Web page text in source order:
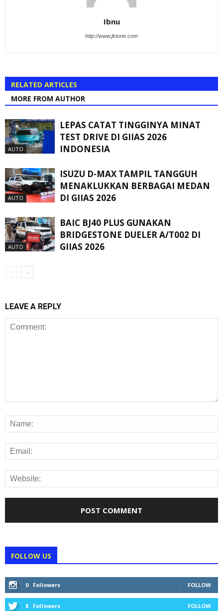
Ibnu
http://www.jktone.com
RELATED ARTICLES
MORE FROM AUTHOR
AUTO
LEPAS CATAT TINGGINYA MINAT
TEST DRIVE DI GIIAS 2026
INDONESIA
AUTO
ISUZU D-MAX TAMPIL TANGGUH
MENAKLUKKAN BERBAGAI MEDAN
DI GIIAS 2026
AUTO
BAIC BJ40 PLUS GUNAKAN
BRIDGESTONE DUELER A/T002 DI
GIIAS 2026
LEAVE A REPLY
FOLLOW US
0 Followers FOLLOW
8 Followers FOLLOW